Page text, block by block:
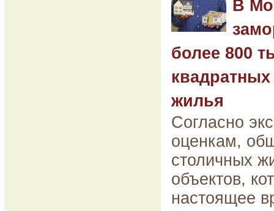
В
более 800
жилья
Согласно
оценкам,
столичных
объектов,
настоящее